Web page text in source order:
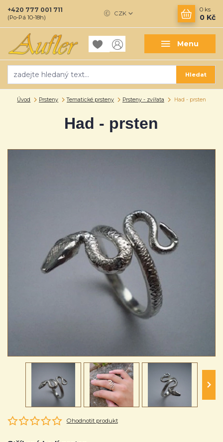
Menu
CZK
Hledat
+420 777 001 711
(Po-Pá 10-18h)
0 ks
0 Kč
Úvod Prsteny Tematické prsteny Prsteny - zvířata Had - prsten
Had - prsten
Ohodnotit produkt